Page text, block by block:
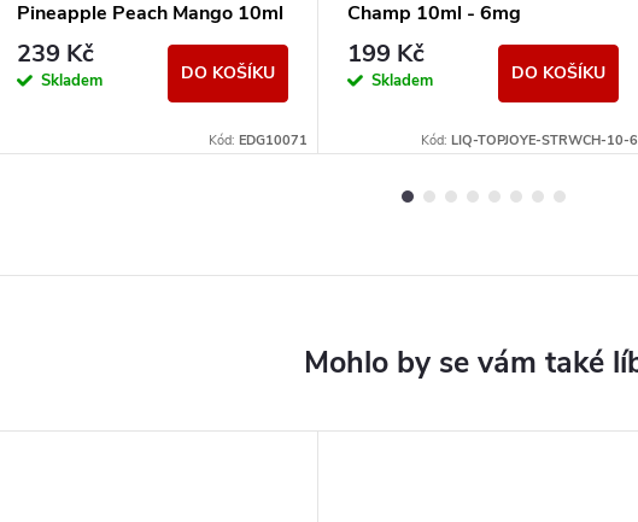
Pineapple Peach Mango 10ml
- 15mg
239 Kč
Skladem DO KOŠÍKU
Kód: EDG10071
Champ 10ml - 6mg
199 Kč
Skladem DO KOŠÍKU
Kód: LIQ-TOPJOYE-STRWCH-10-6